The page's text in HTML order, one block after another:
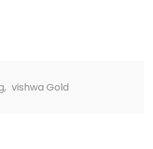
, vishwa Gold